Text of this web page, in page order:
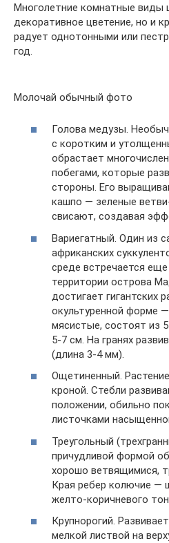
Многолетние комнатные виды
декоративное цветение, но и
радует однотонными или
год.
Молочай обычный фото
Голова медузы.
с коротким и
обрастает
побегами, которые
стороны. Его
кашпо — зеленые
свисают, создавая
Вариегатный. Один из
африканских
среде встречается
территории острова
достигает гигантских
окультуренной форме
мясистые, состоят из
5-7 см. На гранях
(длина 3-4 мм).
Ощетиненный.
кроной. Стебли
положении, обильно
листочками
Треугольный
причудливой формой
хорошо ветвящимися,
Края ребер колючие —
желто-коричневого
Крупнорогий.
мелкой листвой на